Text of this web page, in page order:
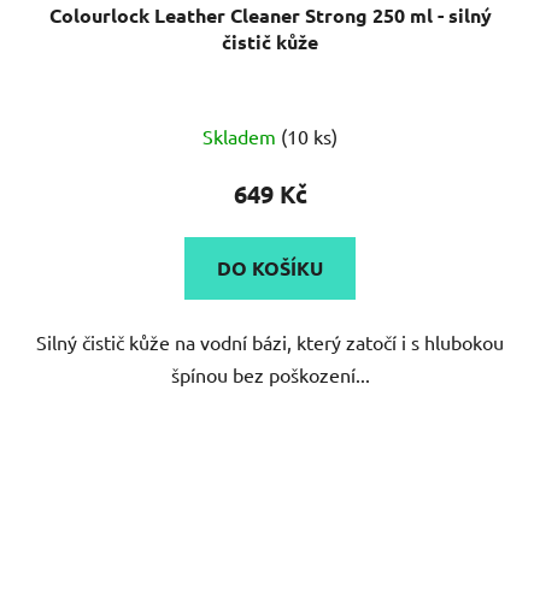
Colourlock Leather Cleaner Strong 250 ml - silný
čistič kůže
hodnocení
produktu
5,0
z
hvězdiček.
Skladem (10 ks)
649 Kč
DO KOŠÍKU
Silný čistič kůže na vodní bázi, který zatočí i s hlubokou
špínou bez poškození...